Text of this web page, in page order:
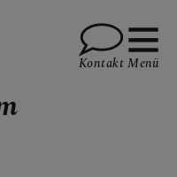
Kontakt Menü